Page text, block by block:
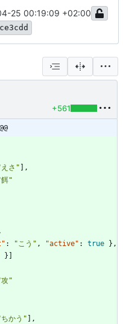
25 00:19:09 +02:00
+561
さ"
,
"
: "こう" , "active" : true } ,
}
"
かう"
,